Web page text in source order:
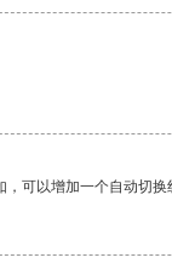
可以增加一个自动切